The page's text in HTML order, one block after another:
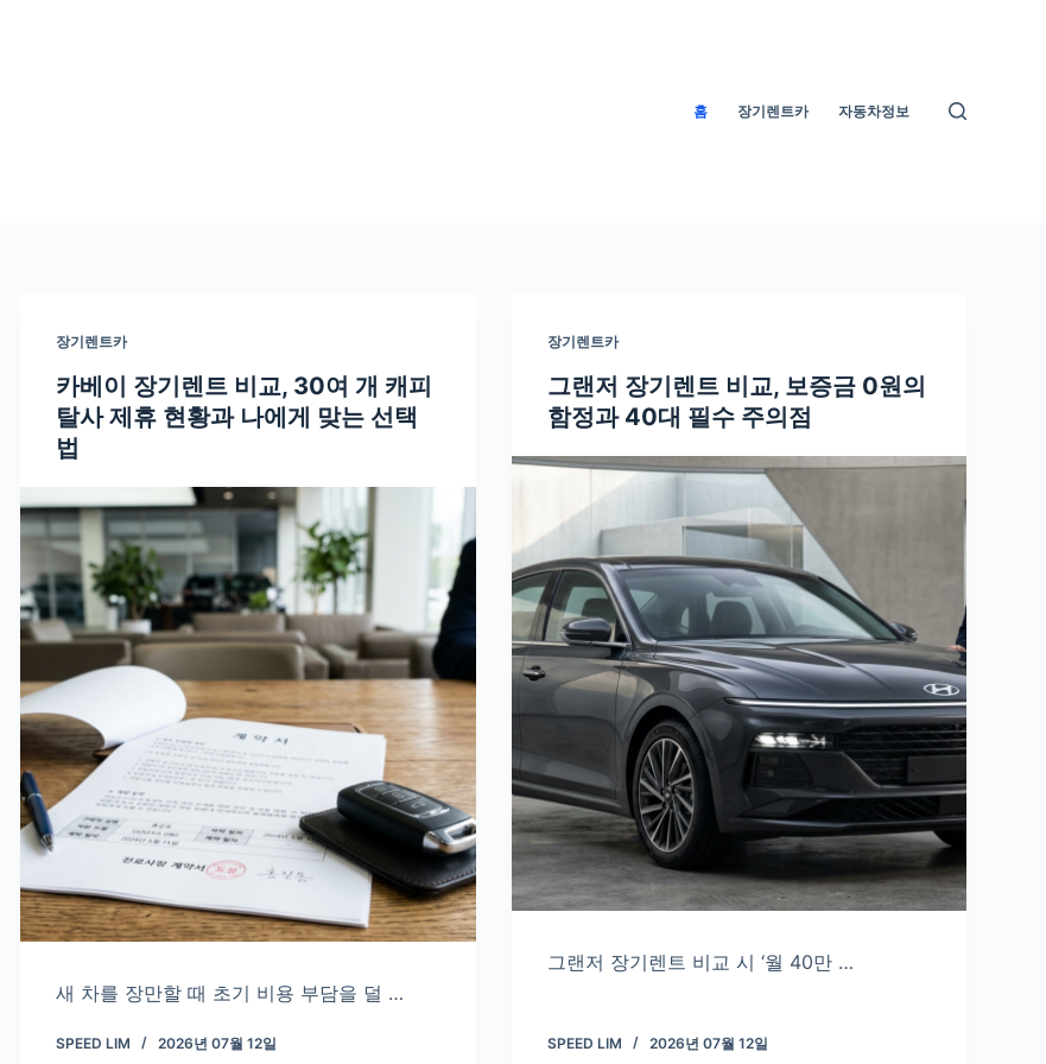
홈 장기렌트카 자동차정보
장기렌트카
카베이 장기렌트 비교, 30여 개 캐피
탈사 제휴 현황과 나에게 맞는 선택
법
새 차를 장만할 때 초기 비용 부담을 덜 …
SPEED LIM 2026년 07월 12일
장기렌트카
그랜저 장기렌트 비교, 보증금 0원의
함정과 40대 필수 주의점
그랜저 장기렌트 비교 시 ‘월 40만 …
SPEED LIM 2026년 07월 12일